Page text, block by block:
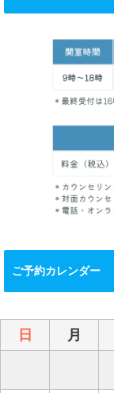
ご予約カレンダー
日
月